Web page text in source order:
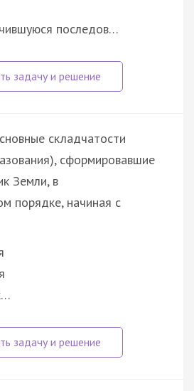
последов…
складчатости
сформировавшие
Земли, в
порядке, начиная с